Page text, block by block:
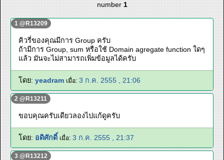
number 1
1 @R13209
คิวรี่ของคุณมีการ Group ครับ
ถ้ามีการ Group, sum หรือใช้ Domain agregate function ใดๆ
แล้ว มันจะไม่สามารถเพิ่มข้อมูลได้ครับ
โดย: yeadram เมื่อ: 3 ก.ค. 2555 , 21:06
2 @R13211
ขอบคุณครับเดียวลองไปแก้ดูครับ
โดย: อดิศักดิ์ เมื่อ: 3 ก.ค. 2555 , 21:37
3 @R13212